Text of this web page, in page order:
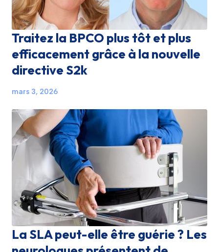
Traitez la BPCO plus tôt et plus
efficacement grâce à la nouvelle
directive S2k
mars 3, 2026
La SLA peut-elle être guérie ? Les